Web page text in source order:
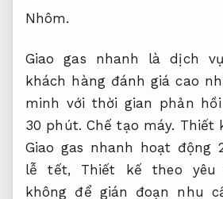
Nhôm.
Giao gas nhanh là dịch
khách hàng đánh giá cao
minh với thời gian phản
30 phút.Chế tạo máy. Thiết
Giao gas nhanh hoạt động
lễ tết, Thiết kế theo yêu
không để gián đoạn nhu